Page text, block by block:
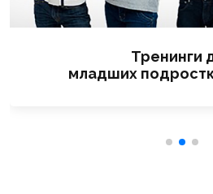
Тренинги
младших